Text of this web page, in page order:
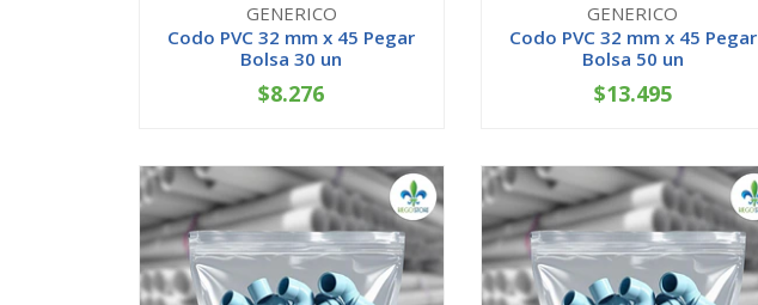
GENERICO
Codo PVC 32 mm x 45 Pegar
Bolsa 30 un
+
$8.276
GENERICO
Codo PVC 32 mm x 45 Pegar
Bolsa 50 un
+
$13.495